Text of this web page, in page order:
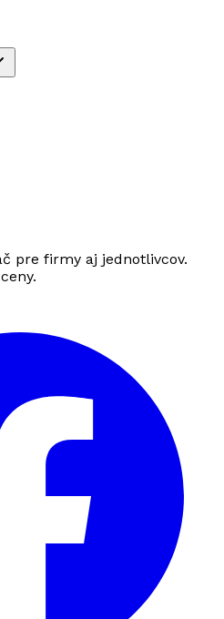
pre firmy aj jednotlivcov.